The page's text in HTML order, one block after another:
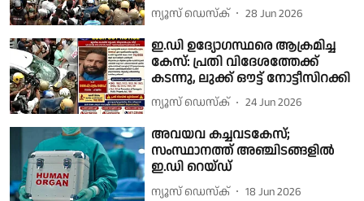
ന്യൂസ് ഡെസ്ക് 28 Jun 2026
ഇ.ഡി ഉദ്യോഗസ്ഥരെ ആക്രമിച്ച
കേസ്: പ്രതി വിദേശത്തേക്ക്
കടന്നു, ലുക്ക് ഔട്ട് നോട്ടീസിറക്കി
ന്യൂസ് ഡെസ്ക് 24 Jun 2026
അവയവ കച്ചവടകേസ്;
സംസ്ഥാനത്ത് അഞ്ചിടങ്ങളിൽ
ഇ.ഡി റെയ്ഡ്
ന്യൂസ് ഡെസ്ക് 18 Jun 2026